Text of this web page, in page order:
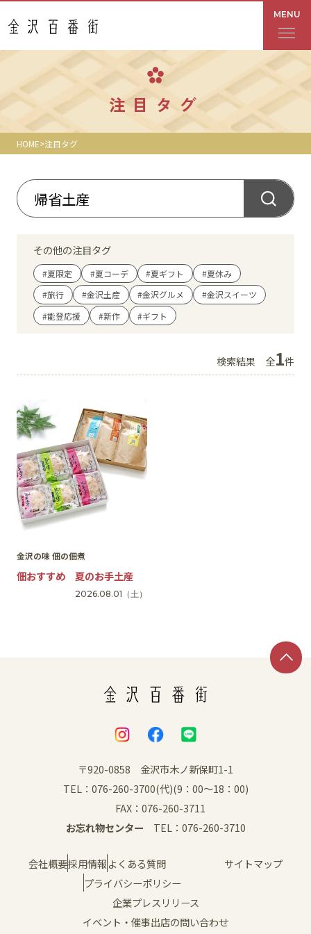
MENU
フロアガイド
あんと
Rinto
あんと西
レストラン・カフェ
ショップニュース
アクセス・パーキング
館内サービス
施設からのお知らせ
スタッフ募集
百番街くらぶ
SNS
注目タグ
HOME 注目タグ
その他の注目タグ
#夏限定 #夏コーデ #夏ギフト
#夏休み
#旅行
#金沢土産 #金沢グルメ
#金沢スイーツ
#能登応援
#新作 #ギフト
検索結果 全1件
金沢の味 佃の佃煮
佃おすすめ 夏のお手土産
2026.08.01 （土）
〒920-0858 金沢市木ノ新保町1-1
TEL：076-260-3700(代)(9：00～18：00)
FAX：076-260-3711
お忘れ物センター TEL：076-260-3710
会社概要採用情報よくある質問
サイトマップ
プライバシーポリシー
企業プレスリリース
イベント・催事出店の問い合わせ